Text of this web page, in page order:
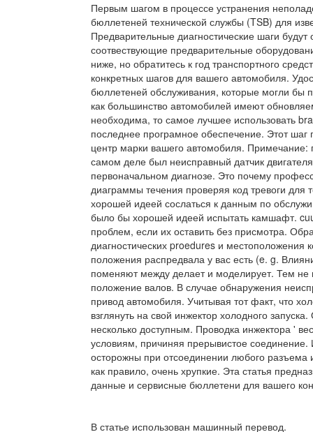
Первым шагом в процессе устранения
бюллетеней технической службы (TSB) для
Предварительные диагностические шаги
соотвествующие предварительные
ниже, но обратитесь к год транспортного
конкретных шагов для вашего автомобиля.
бюллетеней обслуживания, которые могли бы
как большинство автомобилей имеют
необходима, то самое лучшее использовать
последнее програмное обеспечение. Этот шаг
центр марки вашего автомобиля. Примечание:
самом деле был неисправный датчик
первоначальном диагнозе. Это почему
диаграммы течения проверяя код тревоги для
хорошей идеей сослаться к данным по
было бы хорошей идеей испытать камшафт.
проблем, если их оставить без присмотра.
диагностических proedures и местоположения
положения распредвала у вас есть (e. g.
поменяют между делает и моделирует. Тем не
положение валов. В случае обнаружения
привод автомобиля. Учитывая тот факт, что
взглянуть на свой инжектор холодного
несколько доступным. Проводка инжектора '
условиям, причиняя прерывистое соединение.
осторожны при отсоединении любого разъема
как правило, очень хрупкие. Эта статья
данные и сервисные бюллетени для вашего
В статье использован машинный перевод.